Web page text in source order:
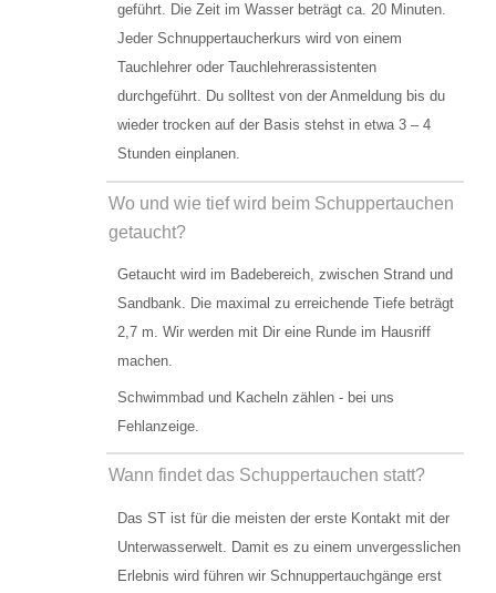
Bootsausfahrten Zone C
Künstliches Riff Nienhagen
Grundpreise Tauchbasis
Preise Ausbildung
geführt. Die Zeit im Wasser beträgt ca. 20 Minuten.
Jeder Schnuppertaucherkurs wird von einem
Tauchlehrer oder Tauchlehrerassistenten
durchgeführt. Du solltest von der Anmeldung bis du
wieder trocken auf der Basis stehst in etwa 3 – 4
Stunden einplanen.
Wo und wie tief wird beim Schuppertauchen
getaucht?
Getaucht wird im Badebereich, zwischen Strand und
Sandbank. Die maximal zu erreichende Tiefe beträgt
2,7 m. Wir werden mit Dir eine Runde im Hausriff
machen.
Schwimmbad und Kacheln zählen - bei uns
Fehlanzeige.
Wann findet das Schuppertauchen statt?
Das ST ist für die meisten der erste Kontakt mit der
Unterwasserwelt. Damit es zu einem unvergesslichen
Erlebnis wird führen wir Schnuppertauchgänge erst